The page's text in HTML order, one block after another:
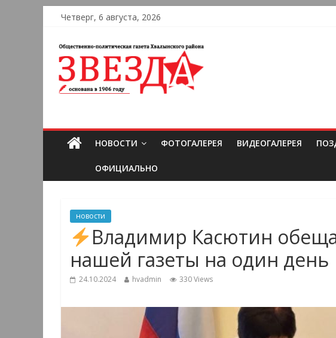
Четверг, 6 августа, 2026
НОВОСТИ ФОТОГАЛЕРЕЯ ВИДЕОГАЛЕРЕЯ
ОФИЦИАЛЬНО
новости
Владимир Касютин
нашей газеты на один день
24.10.2024 hvadmin 330 Views